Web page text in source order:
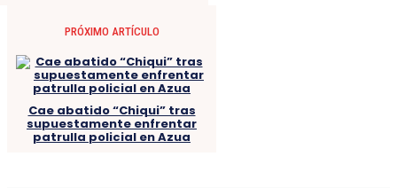
PRÓXIMO ARTÍCULO
Cae abatido “Chiqui” tras
supuestamente enfrentar
patrulla policial en Azua